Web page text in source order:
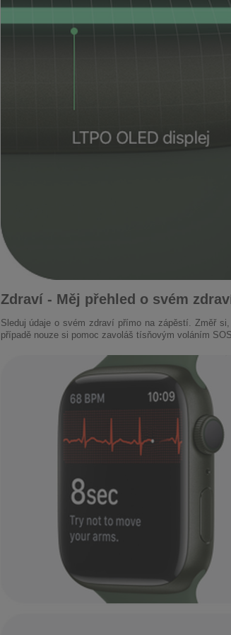
Zdraví - Měj přehled o svém
Sleduj údaje o svém zdraví přímo na zápěstí. Změř
případě nouze si pomoc zavoláš tísňovým voláním